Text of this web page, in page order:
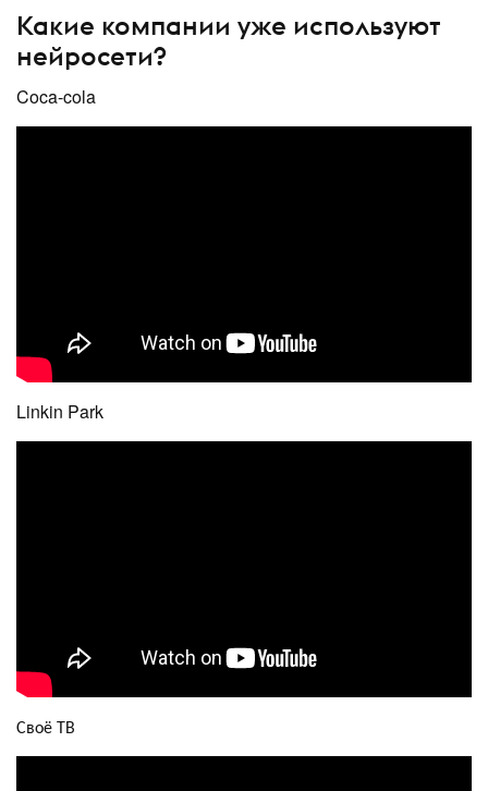
Какие компании уже используют
нейросети?
Coca-cola
Linkin Park
Своё ТВ